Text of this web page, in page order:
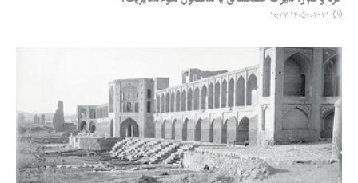
۱۴۰۵-۰۲-۳۱ ۱۰:۳۷